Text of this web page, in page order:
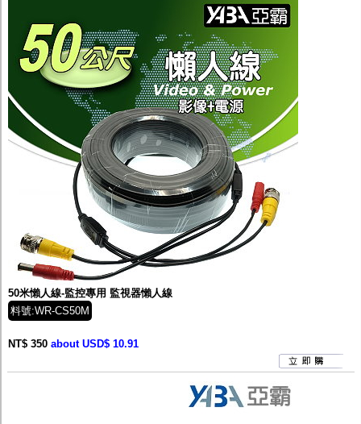
50米懶人線-監控專用 監視器懶人線
料號:WR-CS50M
NT$ 350 about USD$ 10.91